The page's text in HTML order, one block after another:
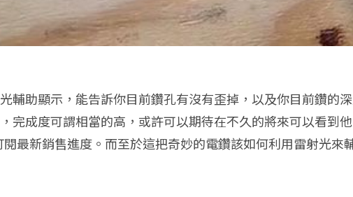
輔助顯示，能告訴你目前鑽孔有沒有歪掉，以及你目前鑽的
完成度可謂相當的高，或許可以期待在不久的將來可以看到
閱最新銷售進度。而至於這把奇妙的電鑽該如何利用雷射光